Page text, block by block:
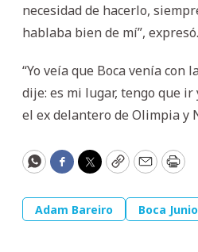
necesidad de hacerlo,
hablaba bien de mí”, expresó.
“Yo veía que Boca venía con
dije: es mi lugar, tengo que ir
el ex delantero de Olimpia y
WhatsApp
Facebook
Twitter
CopyEmailPrint
Adam Bareiro Boca